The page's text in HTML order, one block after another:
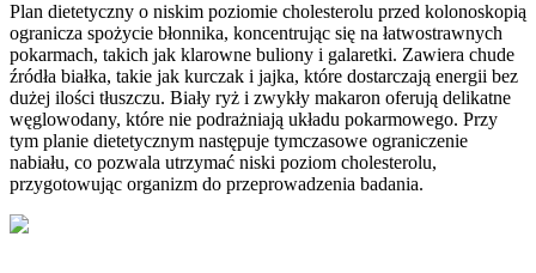
Plan dietetyczny o niskim poziomie cholesterolu przed kolonoskopią
ogranicza spożycie błonnika, koncentrując się na łatwostrawnych
pokarmach, takich jak klarowne buliony i galaretki. Zawiera chude
źródła białka, takie jak kurczak i jajka, które dostarczają energii bez
dużej ilości tłuszczu. Biały ryż i zwykły makaron oferują delikatne
węglowodany, które nie podrażniają układu pokarmowego. Przy
tym planie dietetycznym następuje tymczasowe ograniczenie
nabiału, co pozwala utrzymać niski poziom cholesterolu,
przygotowując organizm do przeprowadzenia badania.